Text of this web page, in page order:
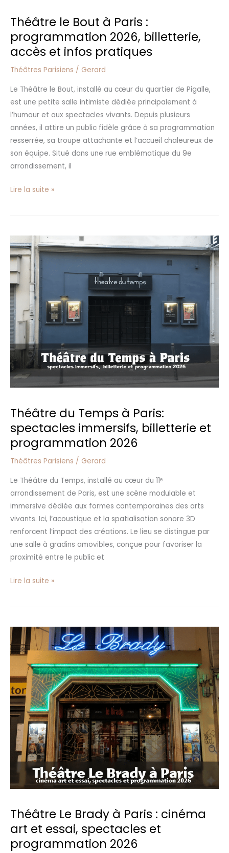
Théâtre le Bout à Paris :
programmation 2026, billetterie,
accès et infos pratiques
Théâtres Parisiens / Gerard
Le Théâtre le Bout, installé au cœur du quartier de Pigalle,
est une petite salle intimiste dédiée principalement à
l’humour et aux spectacles vivants. Depuis plusieurs
années, il attire un public fidèle grâce à sa programmation
resserrée, sa troupe attachante et l’accueil chaleureux de
son équipe. Situé dans une rue emblématique du 9e
arrondissement, il
Lire la suite »
Théâtre du Temps à Paris:
spectacles immersifs, billetterie et
programmation 2026
Théâtres Parisiens / Gerard
Le Théâtre du Temps, installé au cœur du 11ᵉ
arrondissement de Paris, est une scène modulable et
immersive dédiée aux formes contemporaines des arts
vivants. Ici, l’acoustique et la spatialisation sonore 3D
renforcent l’impact des créations. Le lieu se distingue par
une salle à gradins amovibles, conçue pour favoriser la
proximité entre le public et
Théâtre
du
Temps
à
Paris:
spectacles
immersifs,
billetterie
et
programmation
2026
Lire la suite »
Théâtre Le Brady à Paris : cinéma
art et essai, spectacles et
programmation 2026
Théâtre
Le
Brady
Paris
:
cinéma
art
et
essai,
spectacles
programmation